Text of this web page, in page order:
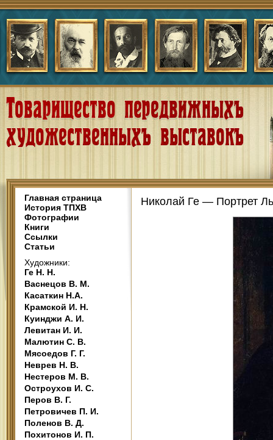
Главная страница
История ТПХВ
Фотографии
Книги
Ссылки
Статьи
Художники:
Ге Н. Н.
Васнецов В. М.
Касаткин Н.А.
Крамской И. Н.
Куинджи А. И.
Левитан И. И.
Малютин С. В.
Мясоедов Г. Г.
Неврев Н. В.
Нестеров М. В.
Остроухов И. С.
Перов В. Г.
Петровичев П. И.
Поленов В. Д.
Похитонов И. П.
Николай Ге — Портрет